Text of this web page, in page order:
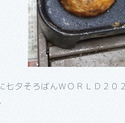
七夕そろばんＷＯＲＬＤ２